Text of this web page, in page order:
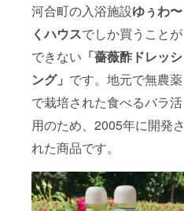
河合町の入浴施設ゆぅわ〜
くハウスでしか買うことが
できない 「薔薇酢ドレッシ
ング」 です。地元で無農薬
で栽培された食べるバラ活
用のため、2005年に開発さ
れた商品です。